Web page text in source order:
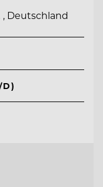
Deutschland